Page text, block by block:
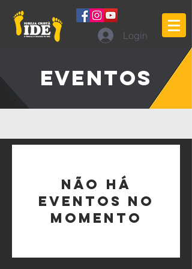
Login
EVENTOS
Não há
eventos no
momento